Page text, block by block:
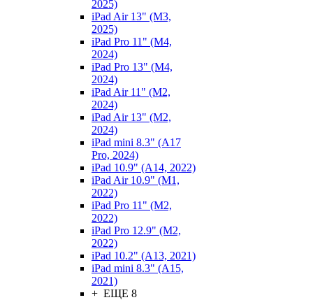
2025)
iPad Air 13" (M3,
2025)
iPad Pro 11" (M4,
2024)
iPad Pro 13" (M4,
2024)
iPad Air 11" (M2,
2024)
iPad Air 13" (M2,
2024)
iPad mini 8.3" (A17
Pro, 2024)
iPad 10.9" (A14, 2022)
iPad Air 10.9" (M1,
2022)
iPad Pro 11" (M2,
2022)
iPad Pro 12.9" (M2,
2022)
iPad 10.2" (A13, 2021)
iPad mini 8.3" (A15,
2021)
+ ЕЩЕ 8